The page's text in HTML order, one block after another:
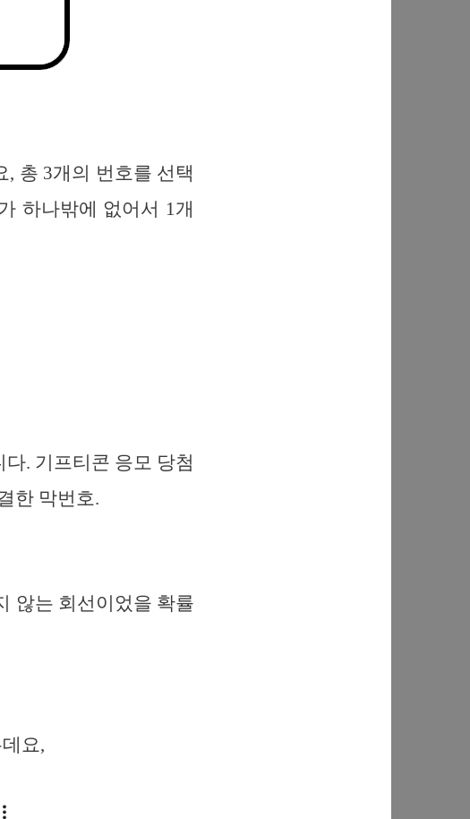
총 3개의 번호를 선택
하나밖에 없어서 1개
. 기프티콘 응모 당첨
한 막번호.
않는 회선이었을 확률
요,